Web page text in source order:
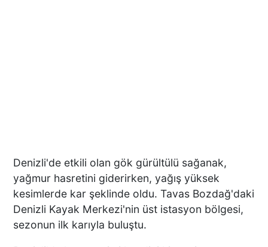
Denizli'de etkili olan gök gürültülü sağanak,
yağmur hasretini giderirken, yağış yüksek
kesimlerde kar şeklinde oldu. Tavas Bozdağ'daki
Denizli Kayak Merkezi'nin üst istasyon bölgesi,
sezonun ilk karıyla buluştu.